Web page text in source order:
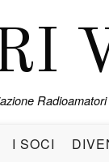
I SOCI